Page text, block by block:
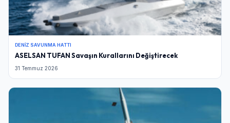
DENIZ SAVUNMA HATTI
ASELSAN TUFAN Savaşın Kurallarını Değiştirecek
31 Temmuz 2026